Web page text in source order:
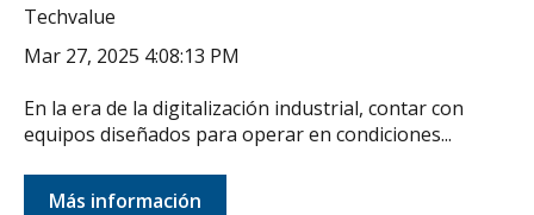
Techvalue
Mar 27, 2025 4:08:13 PM
En la era de la digitalización industrial, contar con
equipos diseñados para operar en condiciones...
Más información